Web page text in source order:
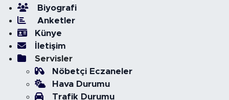
Biyografi
Anketler
Künye
İletişim
Servisler
Nöbetçi Eczaneler
Hava Durumu
Trafik Durumu